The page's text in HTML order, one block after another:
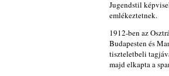
Jugendstil
emlékeztetnek.
1912-ben az
Budapesten és
tiszteletbeli
majd elkapta a